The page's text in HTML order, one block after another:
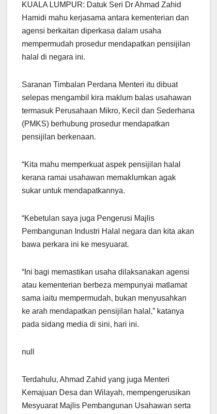
at
s
A
p
e
gr
a
m
c
e
b
o
k
ail ar
e
KUALA LUMPUR: Datuk Seri Dr Ahmad Zahid
Hamidi mahu kerjasama antara kementerian dan
agensi berkaitan diperkasa dalam usaha
mempermudah prosedur mendapatkan pensijilan
halal di negara ini.
Saranan Timbalan Perdana Menteri itu dibuat
selepas mengambil kira maklum balas usahawan
termasuk Perusahaan Mikro, Kecil dan Sederhana
(PMKS) berhubung prosedur mendapatkan
pensijilan berkenaan.
“Kita mahu memperkuat aspek pensijilan halal
kerana ramai usahawan memaklumkan agak
sukar untuk mendapatkannya.
“Kebetulan saya juga Pengerusi Majlis
Pembangunan Industri Halal negara dan kita akan
bawa perkara ini ke mesyuarat.
“Ini bagi memastikan usaha dilaksanakan agensi
atau kementerian berbeza mempunyai matlamat
sama iaitu mempermudah, bukan menyusahkan
ke arah mendapatkan pensijilan halal,” katanya
pada sidang media di sini, hari ini.
null
Terdahulu, Ahmad Zahid yang juga Menteri
Kemajuan Desa dan Wilayah, mempengerusikan
Mesyuarat Majlis Pembangunan Usahawan serta